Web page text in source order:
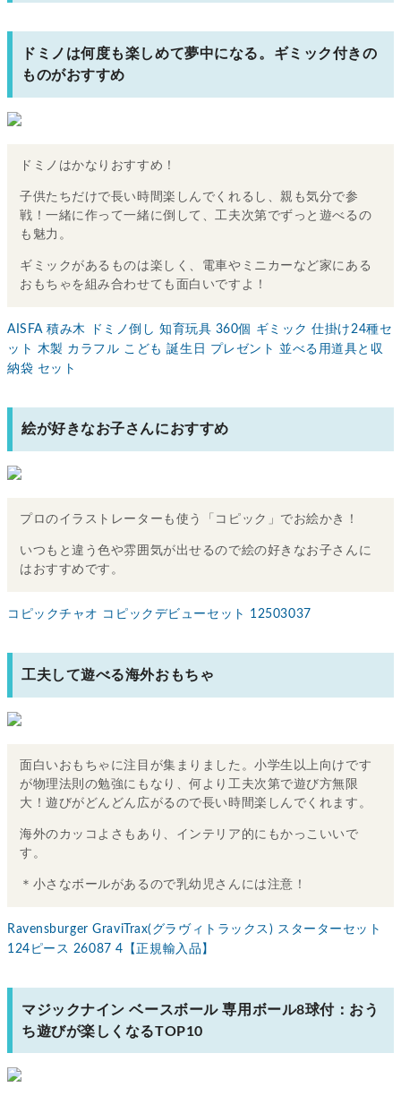
ドミノは何度も楽しめて夢中になる。ギミック付きの
ものがおすすめ
ドミノはかなりおすすめ！
子供たちだけで長い時間楽しんでくれるし、親も気分で参
戦！一緒に作って一緒に倒して、工夫次第でずっと遊べるの
も魅力。
ギミックがあるものは楽しく、電車やミニカーなど家にある
おもちゃを組み合わせても面白いですよ！
AISFA 積み木 ドミノ倒し 知育玩具 360個 ギミック 仕掛け24種セ
ット 木製 カラフル こども 誕生日 プレゼント 並べる用道具と収
納袋 セット
絵が好きなお子さんにおすすめ
プロのイラストレーターも使う「コピック」でお絵かき！
いつもと違う色や雰囲気が出せるので絵の好きなお子さんに
はおすすめです。
コピックチャオ コピックデビューセット 12503037
工夫して遊べる海外おもちゃ
面白いおもちゃに注目が集まりました。小学生以上向けです
が物理法則の勉強にもなり、何より工夫次第で遊び方無限
大！遊びがどんどん広がるので長い時間楽しんでくれます。
海外のカッコよさもあり、インテリア的にもかっこいいで
す。
＊小さなボールがあるので乳幼児さんには注意！
Ravensburger GraviTrax(グラヴィトラックス) スターターセット
124ピース 26087 4【正規輸入品】
マジックナイン ベースボール 専用ボール8球付：おう
ち遊びが楽しくなるTOP10